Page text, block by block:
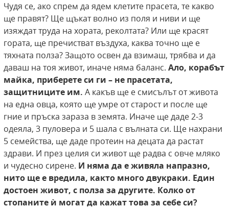
Чудя се, ако спрем да ядем клетите прасета, те какво
ще правят? Ще щъкат волно из поля и ниви и ще
изяждат труда на хората, реколтата? Или ще красят
гората, ще пречистват въздуха, каква точно ще е
тяхната полза? Защото освен да взимаш, трябва и да
даваш на тоя живот, иначе няма баланс. Ало, корабът
майка, приберете си ги – не прасетата,
защитниците им. А какъв ще е смисълът от живота
на една овца, която ще умре от старост и после ще
гние и пръска зараза в земята. Иначе ще даде 2-3
одеяла, 3 пуловера и 5 шала с вълната си. Ще нахрани
5 семейства, ще даде протеин на децата да растат
здрави. И през целия си живот ще радва с овче мляко
и чудесно сирене. И няма да е живяла напразно,
нито ще е вредила, както много двукраки. Един
достоен живот, с полза за другите. Колко от
стопаните ѝ могат да кажат това за себе си?